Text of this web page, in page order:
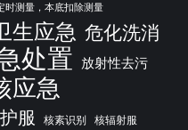
时测量，本底扣除测量
生应急 危化洗消
处置
放射性去污
应急
服 核素识别 核辐射服